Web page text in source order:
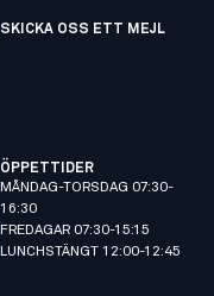
SKICKA OSS ETT MEJL
ÖPPETTIDER
MÅNDAG-TORSDAG 07:30-
16:30
FREDAGAR 07:30-15:15
LUNCHSTÄNGT 12:00-12:45